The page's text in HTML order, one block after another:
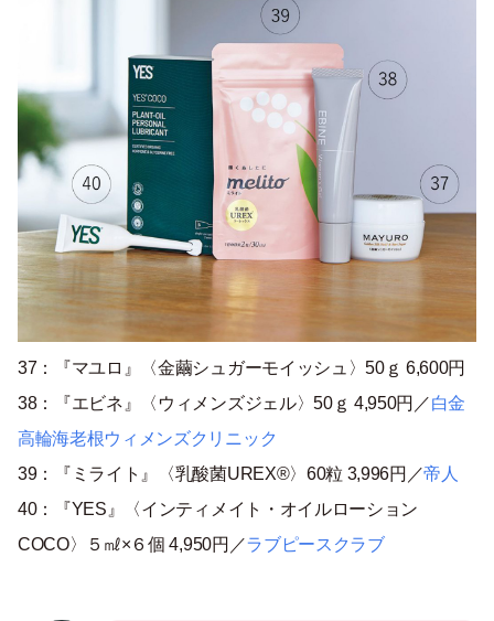
37：『マユロ』〈金繭シュガーモイッシュ〉50ｇ 6,600円
38：『エビネ』〈ウィメンズジェル〉50ｇ 4,950円／白金
高輪海老根ウィメンズクリニック
39：『ミライト』〈乳酸菌UREX®〉60粒 3,996円／帝人
40：『YES』〈インティメイト・オイルローション
COCO〉５㎖×６個 4,950円／ラブピースクラブ